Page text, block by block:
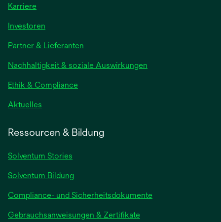
Karriere
Investoren
einer
neuen
Registerkarte
geöffnet
Partner & Lieferanten
Nachhaltigkeit & soziale Auswirkungen
Ethik & Compliance
Aktuelles
Registerkarte
Ressourcen & Bildung
Solventum Stories
Solventum Bildung
Compliance- und Sicherheitsdokumente
Gebrauchsanweisungen & Zertifikatewird